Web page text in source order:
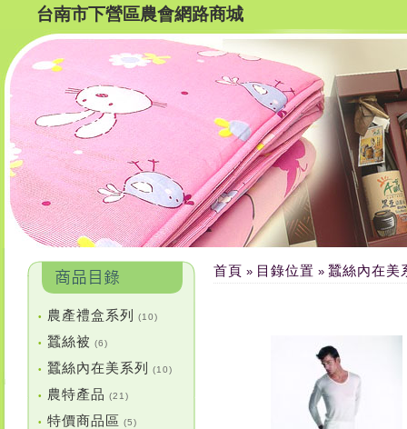
台南市下營區農會網路商城
• 農產禮盒系列 (10)
• 蠶絲被 (6)
• 蠶絲內在美系列 (10)
• 農特產品 (21)
• 特價商品區 (5)
首頁 » 目錄位置 » 蠶絲內在美